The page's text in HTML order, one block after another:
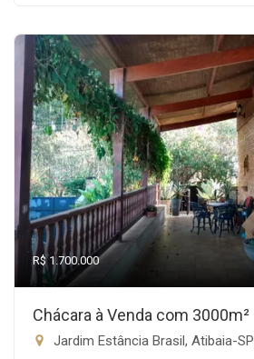
R$ 1.700.000
Chácara à Venda com 3000m²
Jardim Estância Brasil, Atibaia-SP